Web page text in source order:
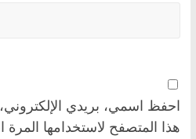
احفظ اسمي، بريدي
هذا المتصفح لاستخدامها المرة